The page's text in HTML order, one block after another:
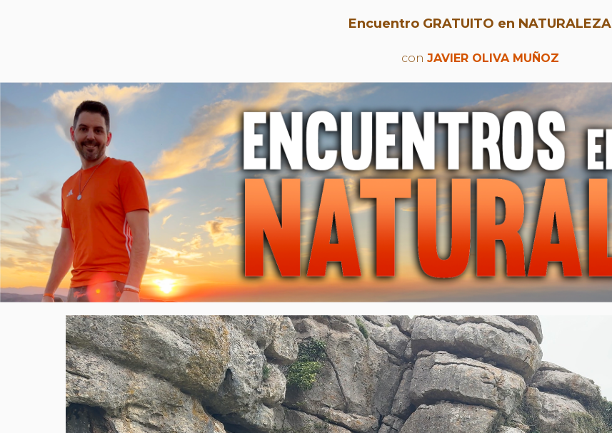
Encuentro GRATUITO en NATURALEZA
con JAVIER OLIVA MUÑOZ